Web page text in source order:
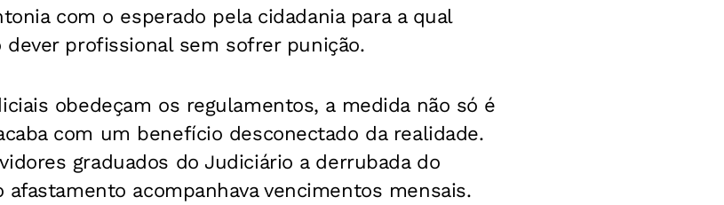
com o esperado pela cidadania para a qual
profissional sem sofrer punição.
obedeçam os regulamentos, a medida não só é
com um benefício desconectado da realidade.
graduados do Judiciário a derrubada do
acompanhava vencimentos mensais.